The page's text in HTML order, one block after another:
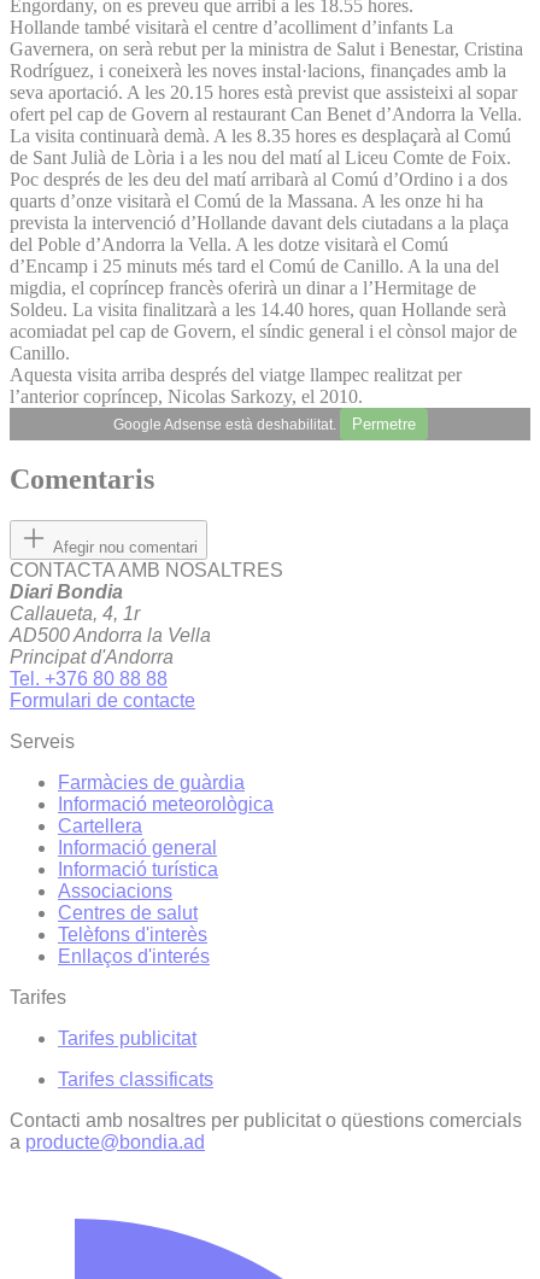
Engordany, on es preveu que arribi a les 18.55 hores.
Hollande també visitarà el centre d’acolliment d’infants La
Gavernera, on serà rebut per la ministra de Salut i Benestar, Cristina
Rodríguez, i coneixerà les noves instal·lacions, finançades amb la
seva aportació. A les 20.15 hores està previst que assisteixi al sopar
ofert pel cap de Govern al restaurant Can Benet d’Andorra la Vella.
La visita continuarà demà. A les 8.35 hores es desplaçarà al Comú
de Sant Julià de Lòria i a les nou del matí al Liceu Comte de Foix.
Poc després de les deu del matí arribarà al Comú d’Ordino i a dos
quarts d’onze visitarà el Comú de la Massana. A les onze hi ha
prevista la intervenció d’Hollande davant dels ciutadans a la plaça
del Poble d’An­dorra la Vella. A les dotze visitarà el Comú
d’Encamp i 25 minuts més tard el Comú de Canillo. A la una del
migdia, el copríncep francès oferirà un dinar a l’Hermitage de
Soldeu. La visita finalitzarà a les 14.40 hores, quan Hollande serà
acomiadat pel cap de Govern, el síndic general i el cònsol major de
Canillo.
Aquesta visita arriba després del viatge llampec realitzat per
l’anterior copríncep, Nicolas Sarkozy, el 2010.
Google Adsense està deshabilitat. Permetre
Comentaris
Afegir nou comentari
CONTACTA AMB NOSALTRES
Diari Bondia
Callaueta, 4, 1r
AD500 Andorra la Vella
Principat d'Andorra
Tel. +376 80 88 88
Formulari de contacte
Serveis
Farmàcies de guàrdia
Informació meteorològica
Cartellera
Informació general
Informació turística
Associacions
Centres de salut
Telèfons d'interès
Enllaços d'interés
Tarifes
Tarifes publicitat
Tarifes classificats
Contacti amb nosaltres per publicitat o qüestions comercials
a producte@bondia.ad